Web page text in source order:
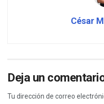
César
Deja un
Tu dirección de correo